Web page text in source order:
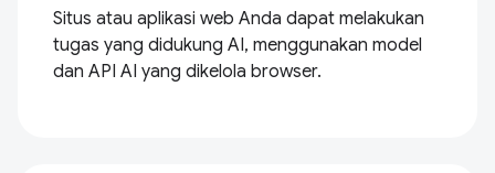
Situs atau aplikasi web Anda dapat melakukan
tugas yang didukung AI, menggunakan model
dan API AI yang dikelola browser.